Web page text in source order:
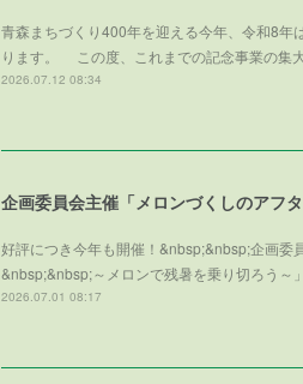
青森まちづくり400年を迎える今年、令和8年
ります。 この度、これまでの記念事業の集
2026.07.12 08:34
好評につき今年も開催！&nbsp;&nbsp;企画
&nbsp;&nbsp;～メロンで残暑を乗り切ろう
2026.07.01 08:17